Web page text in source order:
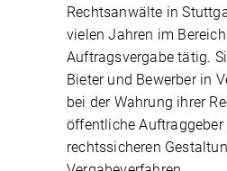
Rechtsanwälte in
vielen Jahren im
Auftragsvergabe tätig.
Bieter und Bewerber in
bei der Wahrung ihrer
öffentliche Auftraggeber
rechtssicheren